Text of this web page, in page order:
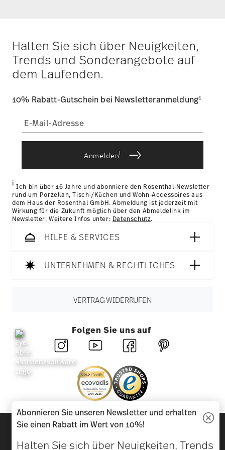
Halten Sie sich über Neuigkeiten,
Trends und Sonderangebote auf
dem Laufenden.
10% Rabatt-Gutschein bei Newsletteranmeldung1
Anmeldeni
i Ich bin über 16 Jahre und abonniere den Rosenthal-Newsletter
rund um Porzellan, Tisch-/Küchen und Wohn-Accessoires aus
dem Haus der Rosenthal GmbH. Abmeldung ist jederzeit mit
Wirkung für die Zukunft möglich über den Abmeldelink im
Newsletter. Weitere Infos unter: Datenschutz.
HILFE & SERVICES
UNTERNEHMEN & RECHTLICHES
VERTRAG WIDERRUFEN
Folgen Sie uns auf
Entdecken Sie unsere Marken
Abonnieren Sie unseren Newsletter und erhalten
Sie einen Rabatt im Wert von 10%!
Halten Sie sich über Neuigkeiten, Trends